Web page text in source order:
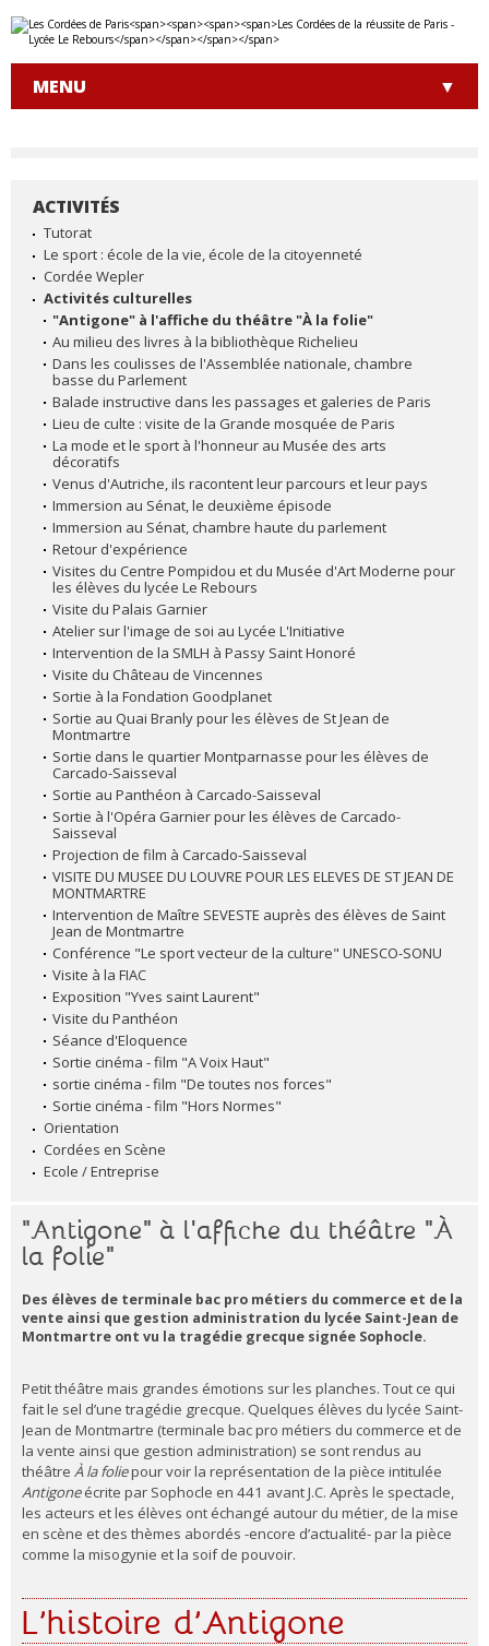
Aller
au
Outils
personnels
MENU
NAVIGATION
ACTIVITÉS
Tutorat
Le sport : école de la vie, école de la citoyenneté
Cordée Wepler
Activités culturelles
"Antigone" à l'affiche du théâtre "À la folie"
Au milieu des livres à la bibliothèque Richelieu
Dans les coulisses de l'Assemblée nationale, chambre
basse du Parlement
Balade instructive dans les passages et galeries de Paris
Lieu de culte : visite de la Grande mosquée de Paris
La mode et le sport à l'honneur au Musée des arts
décoratifs
Venus d'Autriche, ils racontent leur parcours et leur pays
Immersion au Sénat, le deuxième épisode
Immersion au Sénat, chambre haute du parlement
Retour d'expérience
Visites du Centre Pompidou et du Musée d'Art Moderne pour
les élèves du lycée Le Rebours
Visite du Palais Garnier
Atelier sur l'image de soi au Lycée L'Initiative
Intervention de la SMLH à Passy Saint Honoré
Visite du Château de Vincennes
Sortie à la Fondation Goodplanet
Sortie au Quai Branly pour les élèves de St Jean de
Montmartre
Sortie dans le quartier Montparnasse pour les élèves de
Carcado-Saisseval
Sortie au Panthéon à Carcado-Saisseval
Sortie à l'Opéra Garnier pour les élèves de Carcado-
Saisseval
Projection de film à Carcado-Saisseval
VISITE DU MUSEE DU LOUVRE POUR LES ELEVES DE ST JEAN DE
MONTMARTRE
Intervention de Maître SEVESTE auprès des élèves de Saint
Jean de Montmartre
Conférence "Le sport vecteur de la culture" UNESCO-SONU
Visite à la FIAC
Exposition "Yves saint Laurent"
Visite du Panthéon
Séance d'Eloquence
Sortie cinéma - film "A Voix Haut"
sortie cinéma - film "De toutes nos forces"
Sortie cinéma - film "Hors Normes"
Orientation
Cordées en Scène
Ecole / Entreprise
"Antigone" à l'affiche du théâtre "À
la folie"
Des élèves de terminale bac pro métiers du commerce et de la
vente ainsi que gestion administration du lycée Saint-Jean de
Montmartre ont vu la tragédie grecque signée Sophocle.
Petit théâtre mais grandes émotions sur les planches. Tout ce qui
fait le sel d’une tragédie grecque. Quelques élèves du lycée Saint-
Jean de Montmartre (terminale bac pro métiers du commerce et de
la vente ainsi que gestion administration) se sont rendus au
théâtre À la foliepour voir la représentation de la pièce intitulée
Antigoneécrite par Sophocle en 441 avant J.C. Après le spectacle,
les acteurs et les élèves ont échangé autour du métier, de la mise
en scène et des thèmes abordés -encore d’actualité- par la pièce
comme la misogynie et la soif de pouvoir.
L’histoire d’Antigone